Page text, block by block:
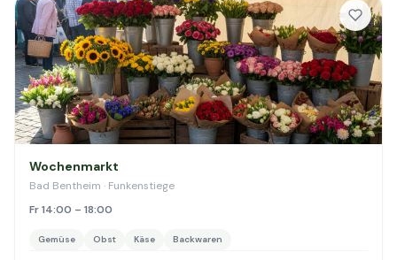
Wochenmarkt
Bad Bentheim · Funkenstiege
Fr 14:00 – 18:00
Gemüse Obst Käse Backwaren